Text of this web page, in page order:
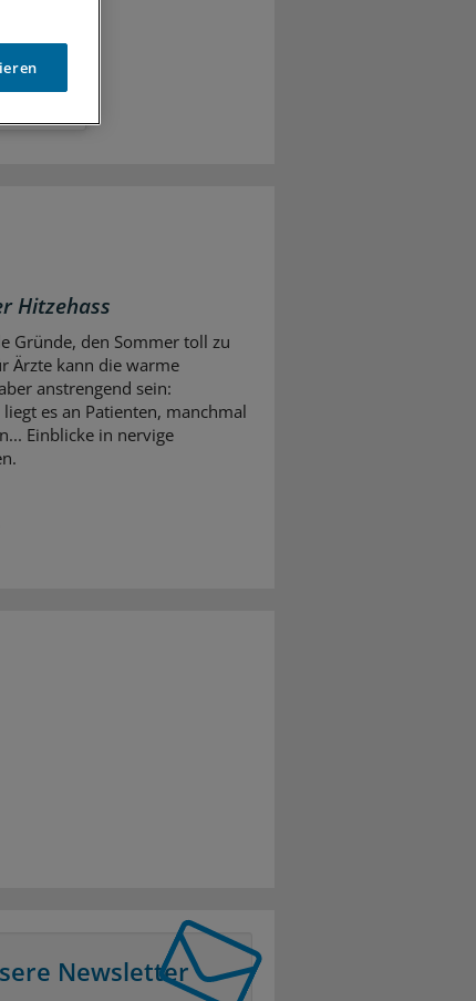
Hitzehass
Gründe, den Sommer toll zu
Ärzte kann die warme
anstrengend sein:
es an Patienten, manchmal
Einblicke in nervige
Newsletter